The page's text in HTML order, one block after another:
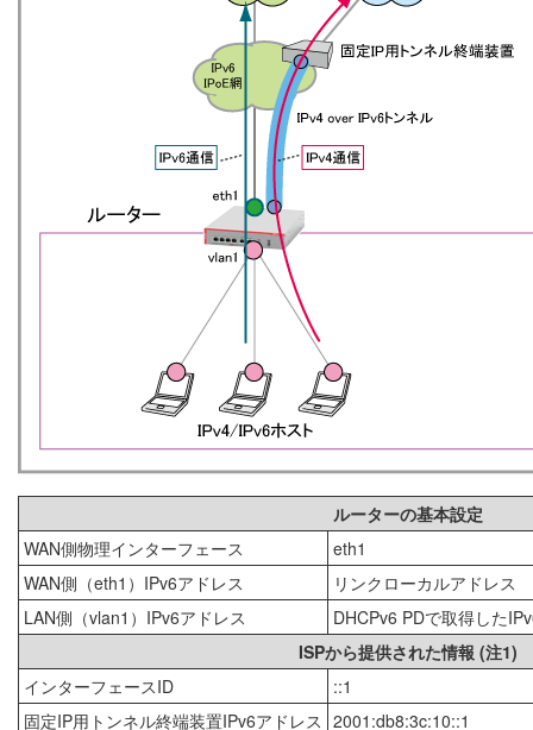
ルーターの基本設定
WAN側物理インターフェース
eth1
WAN側（eth1）IPv6アドレス
リンクローカルアドレス
LAN側（vlan1）IPv6アドレス
DHCPv6 PDで取得した
ISPから提供された情報 (注1)
インターフェースID
::1
固定IP用トンネル終端装置IPv6アドレス 2001:db8:3c:10::1